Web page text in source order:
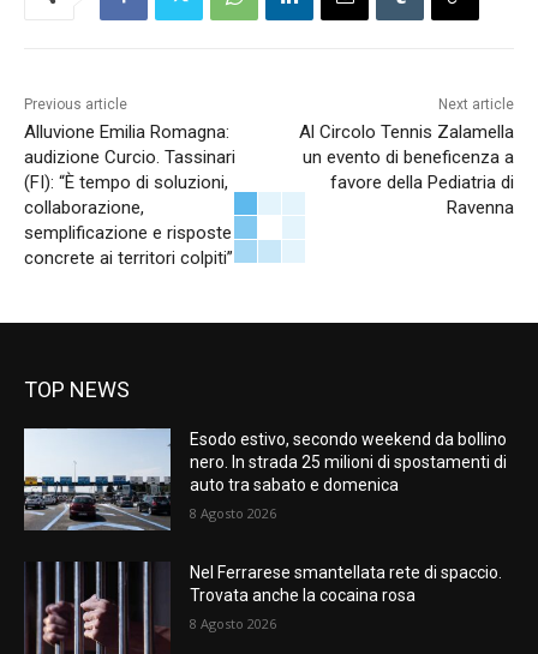
Previous article
Alluvione Emilia Romagna:
audizione Curcio. Tassinari
(FI): “È tempo di soluzioni,
collaborazione,
semplificazione e risposte
concrete ai territori colpiti”
Next article
Al Circolo Tennis Zalamella
un evento di beneficenza a
favore della Pediatria di
Ravenna
TOP NEWS
Esodo estivo, secondo weekend da bollino
nero. In strada 25 milioni di spostamenti di
auto tra sabato e domenica
8 Agosto 2026
Nel Ferrarese smantellata rete di spaccio.
Trovata anche la cocaina rosa
8 Agosto 2026